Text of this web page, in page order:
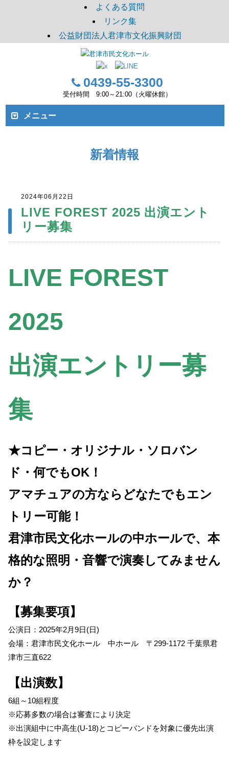
よくある質問
リンク集
公益財団法人君津市文化振興財団
0439-55-3300
受付時間 9:00～21:00（火曜休館）
メニュー
新着情報
2024年06月22日
LIVE FOREST 2025 出演エント
リー募集
LIVE FOREST
2025
出演エントリー募
集
★コピー・オリジナル・ソロバン
ド・何でもOK！
アマチュアの方ならどなたでもエン
トリー可能！
君津市民文化ホールの中ホールで、本
格的な照明・音響で演奏してみません
か？
【募集要項】
公演日：2025年2月9日(日)
会場：君津市民文化ホール 中ホール 〒299-1172 千葉県君
津市三直622
【出演数】
6組～10組程度
※応募多数の場合は審査により決定
※出演組中に中高生(U-18)とコピーバンドを対象に優先出演
枠を設定します